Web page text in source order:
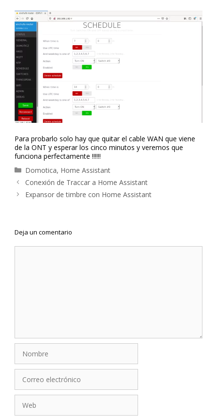
Para probarlo solo hay que quitar el cable WAN que viene
de la ONT y esperar los cinco minutos y veremos que
funciona perfectamente !!!!!!
Categorías
Domotica, Home Assistant
Navegación
de
entradas
Conexión de Traccar a Home Assistant
Expansor de timbre con Home Assistant
Deja un comentario
Comentario
Nombre
Correo
electrónico
Web